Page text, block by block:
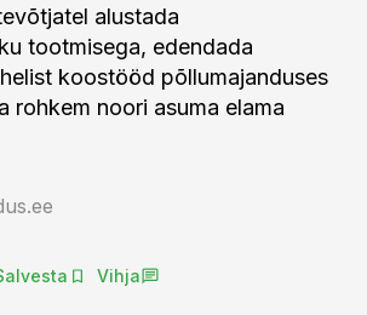
alustada
tootmisega, edendada
koostööd põllumajanduses
rohkem noori asuma elama
Vihja